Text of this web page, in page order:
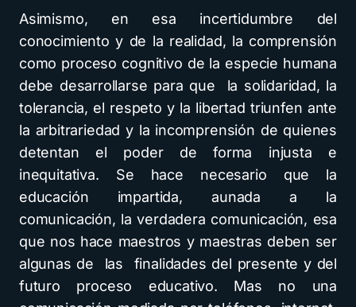
Asimismo, en esa incertidumbre del
conocimiento y de la realidad, la comprensión
como proceso cognitivo de la especie humana
debe desarrollarse para que la solidaridad, la
tolerancia, el respeto y la libertad triunfen ante
la arbitrariedad y la incomprensión de quienes
detentan el poder de forma injusta e
inequitativa. Se hace necesario que la
educación impartida, aunada a la
comunicación, la verdadera comunicación, esa
que nos hace maestros y maestras deben ser
algunas de las finalidades del presente y del
futuro proceso educativo. Mas no una